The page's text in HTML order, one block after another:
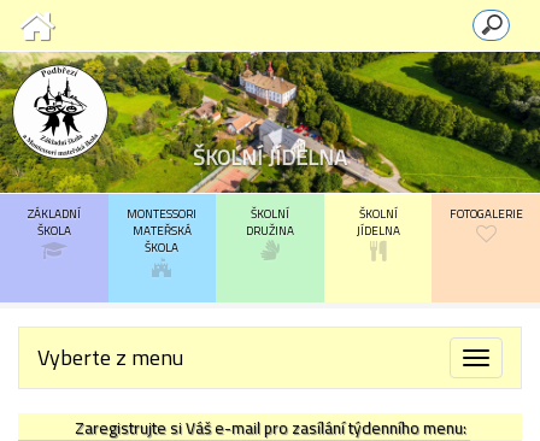
ŠKOLNÍ JÍDELNA
ZÁKLADNÍ
ŠKOLA
MONTESSORI
MATEŘSKÁ
ŠKOLA
ŠKOLNÍ
DRUŽINA
ŠKOLNÍ
JÍDELNA
FOTOGALERIE
Toggle
Vyberte z menu
Zaregistrujte si Váš e-mail pro zasílání týdenního menu: